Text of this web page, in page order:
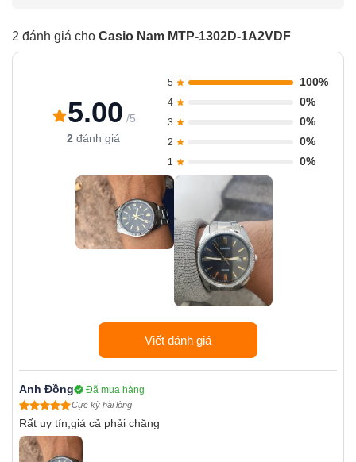
2 đánh giá cho Casio Nam MTP-1302D-1A2VDF
5.00 /5
2 đánh giá
5 100%
4 0%
3 0%
2 0%
1 0%
Viết đánh giá
Anh Đồng Đã mua hàng
Cực kỳ hài lòng
Rất uy tín,giá cả phải chăng